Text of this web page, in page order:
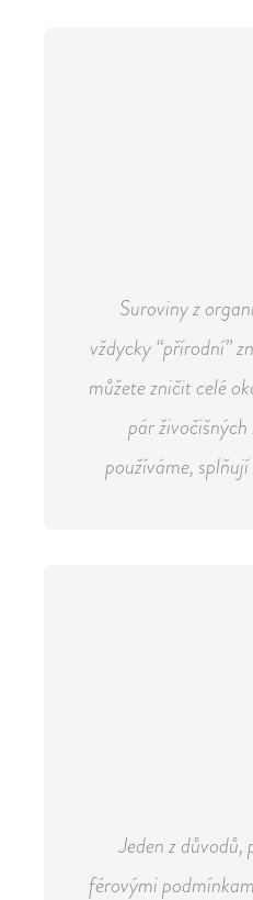
Suroviny z
vždycky “přírodní”
můžete zničit celé
pár
používáme,
Jeden z
férovými